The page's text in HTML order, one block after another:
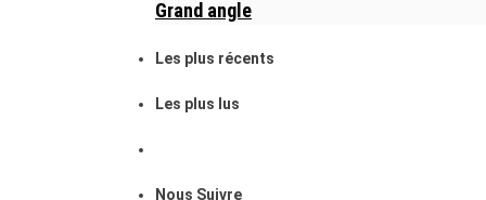
Grand angle
Les plus récents
Les plus lus
Nous Suivre